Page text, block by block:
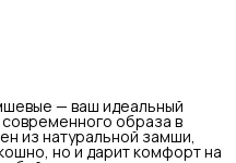
— ваш идеальный
образа в
из натуральной замши,
но и дарит комфорт на